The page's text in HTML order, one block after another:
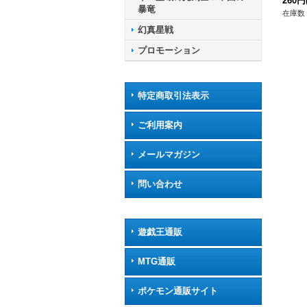
暴竜
幻真星戦
プロモーション
特定商取引法表示
ご利用案内
メールマガジン
問い合わせ
遊戯王通販
MTG通販
ポケモン通販サイト
在庫数